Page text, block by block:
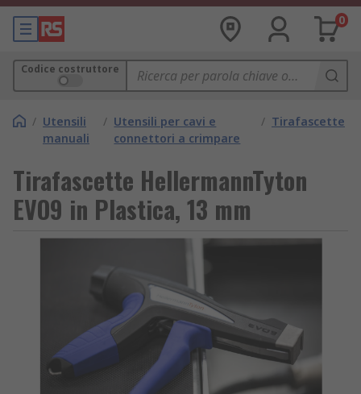
0
Codice costruttore
/ Utensili
manuali
/ Utensili per cavi e
connettori a crimpare
/ Tirafascette
Tirafascette HellermannTyton
EVO9 in Plastica, 13 mm